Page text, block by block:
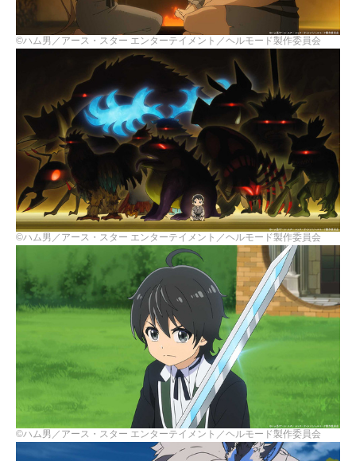
©ハム男／アース・スター エンターテイメント／ヘルモード製作委員会
©ハム男／アース・スター エンターテイメント／ヘルモード製作委員会
©ハム男／アース・スター エンターテイメント／ヘルモード製作委員会